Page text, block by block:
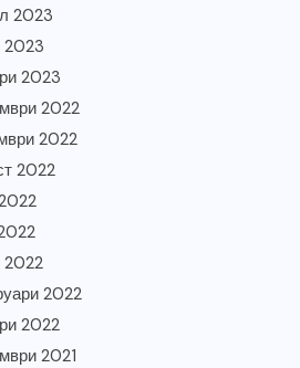
2023
2023
2023
2022
2022
2022
2022
2022
2022
2021